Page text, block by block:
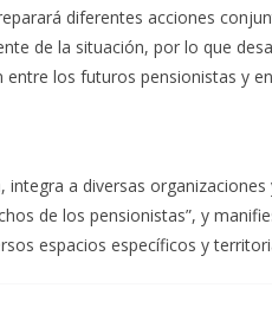
diferentes acciones
de la situación, por lo que
los futuros pensionistas y
a diversas
de los pensionistas”, y
espacios específicos y